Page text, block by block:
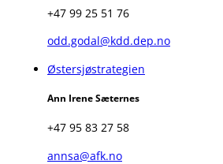
+47 99 25 51 76
odd.godal@kdd.dep.no
Østersjøstrategien
Ann Irene Sæternes
+47 95 83 27 58
annsa@afk.no